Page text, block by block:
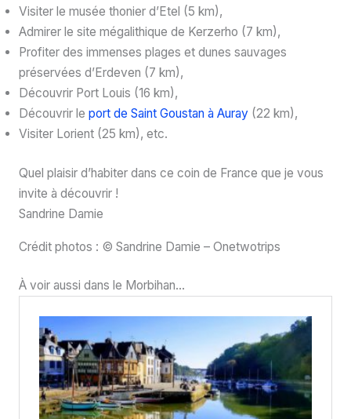
Visiter le musée thonier d’Etel (5 km),
Admirer le site mégalithique de Kerzerho (7 km),
Profiter des immenses plages et dunes sauvages
préservées d’Erdeven (7 km),
Découvrir Port Louis (16 km),
Découvrir le port de Saint Goustan à Auray(22 km),
Visiter Lorient (25 km), etc.
Quel plaisir d’habiter dans ce coin de France que je vous
invite à découvrir !
Sandrine Damie
Crédit photos : © Sandrine Damie – Onetwotrips
À voir aussi dans le Morbihan…